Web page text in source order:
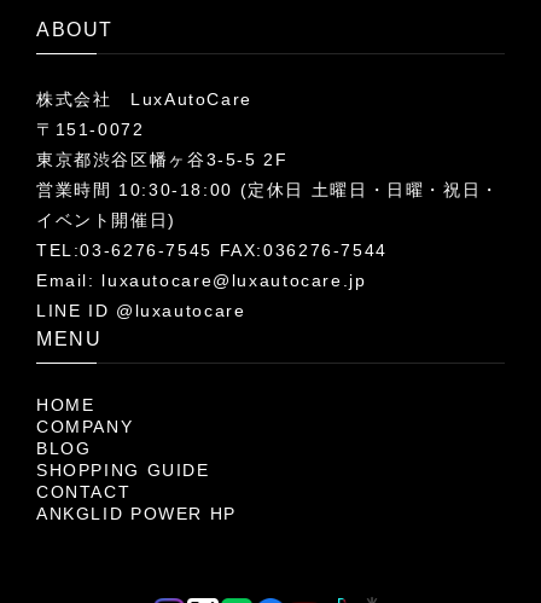
ABOUT
株式会社 LuxAutoCare
〒151-0072
東京都渋谷区幡ヶ谷3-5-5 2F
営業時間 10:30-18:00 (定休日 土曜日・日曜・祝日・
イベント開催日)
TEL:03-6276-7545 FAX:036276-7544
Email: luxautocare@luxautocare.jp
LINE ID @luxautocare
MENU
HOME
COMPANY
BLOG
SHOPPING GUIDE
CONTACT
ANKGLID POWER HP